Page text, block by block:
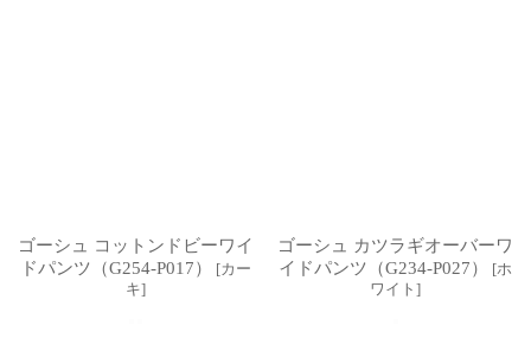
ゴーシュ コットンドビーワイ
ドパンツ（G254-P017）
[カー
キ]
ゴーシュ カツラギオーバーワ
イドパンツ（G234-P027）
[ホ
ワイト ]